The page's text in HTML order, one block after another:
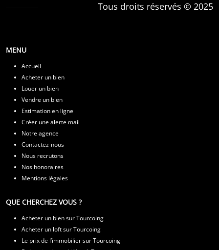
Tous droits réservés © 2025
MENU
Accueil
Acheter un bien
Louer un bien
Vendre un bien
Estimation en ligne
Créer une alerte mail
Notre agence
Contactez-nous
Nous recrutons
Nos honoraires
Mentions légales
QUE CHERCHEZ VOUS ?
Acheter un bien sur Tourcoing
Acheter un loft sur Tourcoing
Le prix de l’immobilier sur Tourcoing